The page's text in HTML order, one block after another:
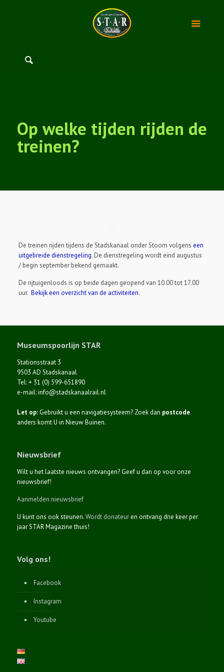
Op welke tijden rijden de
treinen?
De treinen rijden tijdens de Stadskanaal onder Stoom volgenseen
uitgebreide dienstregeling. De dienstregeling wordt eind augustus
/ begin september bekend gemaakt.
De rijtuigenloods is op beide dagen geopend van 10.00 tot 17.00
uur.Bekijk een overzicht van de activiteiten.
Museumspoorlijn STAR
Stationsstraat 3
9503 AD Stadskanaal
Tel: + 31 (0) 599-651890
e-mail: info@stadskanaalrail.nl
Let op:Gebruikt u een navigatiesysteem? Zoek dan postcode
anders komt U in Nieuw Buinen.
Nieuwsbrief
Wilt u het laatste nieuws ontvangen? Geef u dan op voor onze
nieuwsbrief!
Aanmelden nieuwsbrief
U kunt ons ook steunen.Wordt donateuren ontvang drie keer per
jaar STAR Magazine thuis!
Volg ons!
Facebook
Instagram
Youtube